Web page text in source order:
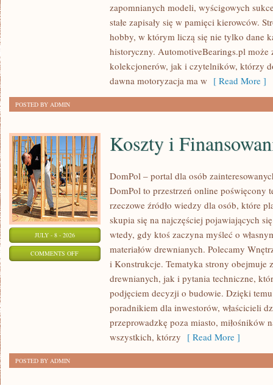
zapomnianych modeli, wyścigowych
stałe zapisały się w pamięci kierowców.
hobby, w którym liczą się nie tylko dane
historyczny. AutomotiveBearings.pl może
kolekcjonerów, jak i czytelników, którzy
dawna motoryzacja ma w [ Read More ]
POSTED BY ADMIN
JULY - 8 - 2026
COMMENTS OFFON
FINANSOWANIE
Koszty i
DomPol – portal dla osób
DomPol to przestrzeń online poświęcony
rzeczowe źródło wiedzy dla osób, które
skupia się na najczęściej pojawiających
wtedy, gdy ktoś zaczyna myśleć o
materiałów drewnianych. Polecamy
i Konstrukcje. Tematyka strony obejmuje
drewnianych, jak i pytania techniczne,
podjęciem decyzji o budowie. Dzięki
poradnikiem dla inwestorów, właścicieli
przeprowadzkę poza miasto, miłośników
wszystkich, którzy [ Read More ]
POSTED BY ADMIN